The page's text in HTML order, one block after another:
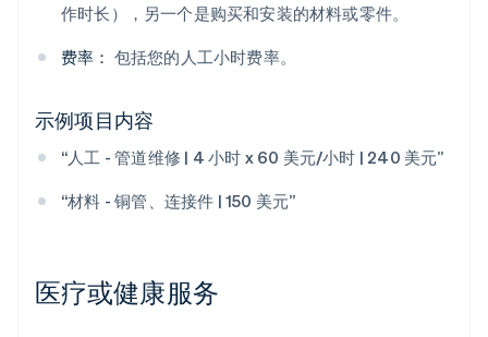
作时长），另一个是购买和安装的材料或零件。
费率： 包括您的人工小时费率。
示例项目内容
“人工 - 管道维修 | 4 小时 x 60 美元/小时 | 240 美元”
“材料 - 铜管、连接件 | 150 美元”
医疗或健康服务